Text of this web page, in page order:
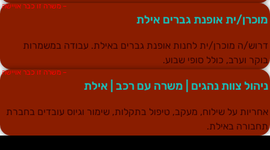
– משרה זו כבר אויישה
ית אופנת גברים אילת
ה מוכרן/ית לחנות אופנת גברים באילת. עבודה במשמרות
וערב, כולל סופי שבוע.
– משרה זו כבר אויישה
צוות נהגים | משרה עם רכב | אילת
על שילוח, מעקב, טיפול בתקלות, שימור וגיוס עובדים בחברת
באילת.